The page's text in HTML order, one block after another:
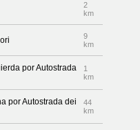
2
km
9
km
por Autostrada
1
km
por Autostrada dei
44
km